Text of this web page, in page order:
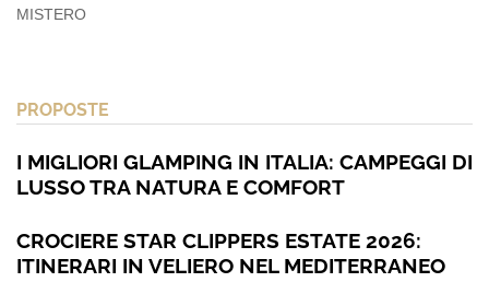
MISTERO
PROPOSTE
I MIGLIORI GLAMPING IN ITALIA: CAMPEGGI DI
LUSSO TRA NATURA E COMFORT
CROCIERE STAR CLIPPERS ESTATE 2026:
ITINERARI IN VELIERO NEL MEDITERRANEO